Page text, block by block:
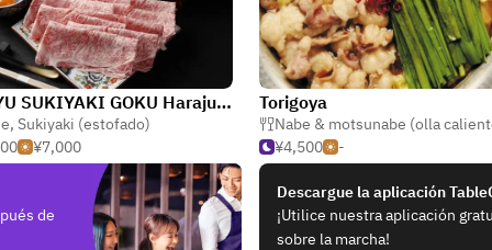
WAGYU SUKIYAKI GOKU Harajuku
, Sukiyaki (estofado)
¥7,000
Torigoya
Nabe & motsunabe (olla
¥4,500
-
de
Descargue la aplicación
¡Utilice nuestra aplicación
sobre la marcha!